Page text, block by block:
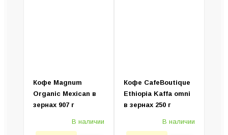
Кофе Magnum
Organic Mexican в
зернах 907 г
В наличии
Кофе CafeBoutique
Ethiopia Kaffa omni
в зернах 250 г
В наличии